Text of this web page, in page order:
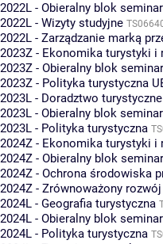
2022L - Obieralny blok
2022L - Wizyty studyjne
2022L - Zarządzanie marką
2023Z - Ekonomika turystyki i
2023Z - Obieralny blok
2023Z - Polityka turystyczna
2023L - Doradztwo turystyczne
2023L - Obieralny blok
2023L - Polityka turystyczna
2024Z - Ekonomika turystyki i
2024Z - Obieralny blok
2024Z - Ochrona środowiska
2024Z - Zrównoważony
2024L - Geografia turystyczna
2024L - Obieralny blok
2024L - Polityka turystyczna